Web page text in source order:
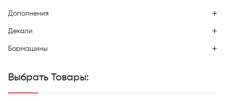
Дополнения
Декали
Бормашины
Выбрать Товары: